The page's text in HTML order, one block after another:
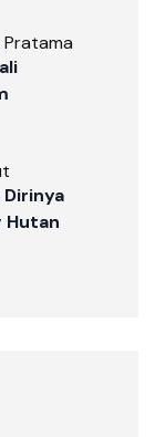
Hutan